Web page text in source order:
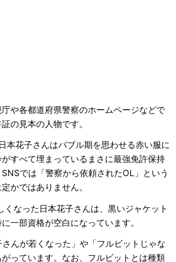
や各都道府県警察のホームページなどで
の見本の人物です。
本花子さんはバブル期を思わせる赤い服に
すべて埋まっているまさに最強免許保持
では「警察から依頼されたOL」という
かではありません。
なった日本花子さんは、黒いジャケット
一部資格が空白になっています。
んが若くなった」や「フルビットじゃな
っています。なお、フルビットとは種類